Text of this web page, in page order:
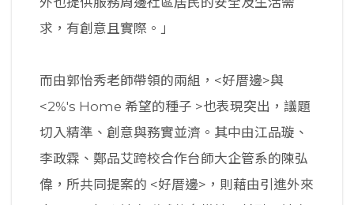
求，有創意且實際。」
而由郭怡秀老師帶領的兩組，<好厝邊>與
<2%'s Home 希望的種子 >也表現突出，議題
切入精準、創意與務實並濟。其中由江品璇、
李政霖、鄭品艾跨校合作台師大企管系的陳弘
偉，所共同提案的 <好厝邊>，則藉由引進外來